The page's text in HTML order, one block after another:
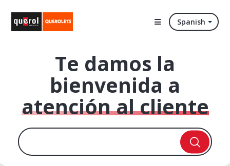
Spanish
Te damos la
bienvenida a
atención al cliente